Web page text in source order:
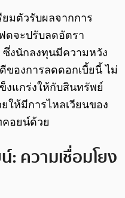
มตัวรับผลจากการ
ดจะปรับลดอัตรา
ซึ่งนักลงทุนมีความหวัง
ของการลดดอกเบี้ยนี้ ไม่
งแกร่งให้กับสินทรัพย์
ให้มีการไหลเวียนของ
คอยน์ด้วย
ความเชื่อมโยง